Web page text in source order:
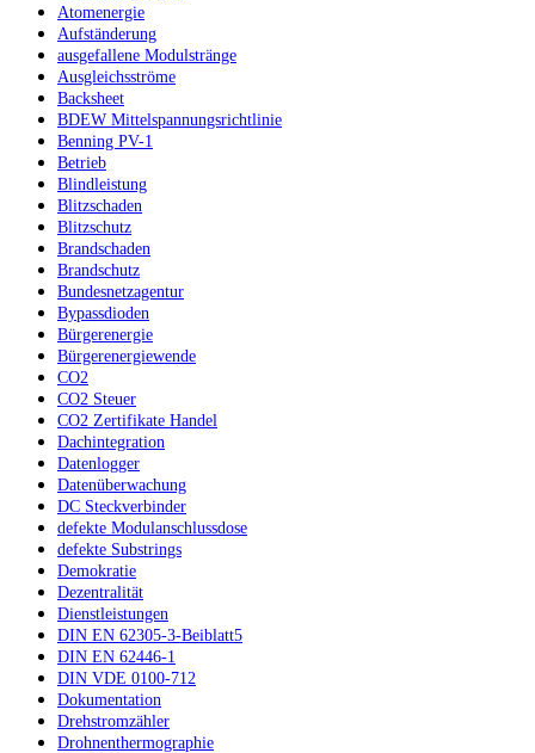
Atomenergie
Aufständerung
ausgefallene Modulstränge
Ausgleichsströme
Backsheet
BDEW Mittelspannungsrichtlinie
Benning PV-1
Betrieb
Blindleistung
Blitzschaden
Blitzschutz
Brandschaden
Brandschutz
Bundesnetzagentur
Bypassdioden
Bürgerenergie
Bürgerenergiewende
CO2
CO2 Steuer
CO2 Zertifikate Handel
Dachintegration
Datenlogger
Datenüberwachung
DC Steckverbinder
defekte Modulanschlussdose
defekte Substrings
Demokratie
Dezentralität
Dienstleistungen
DIN EN 62305-3-Beiblatt5
DIN EN 62446-1
DIN VDE 0100-712
Dokumentation
Drehstromzähler
Drohnenthermographie